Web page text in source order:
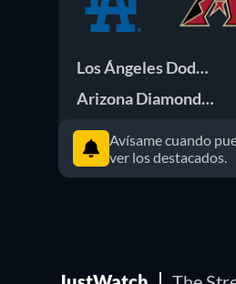
Los Ángeles Dodgers
Arizona Diamondbacks
Avísame cuando
ver los destacados.